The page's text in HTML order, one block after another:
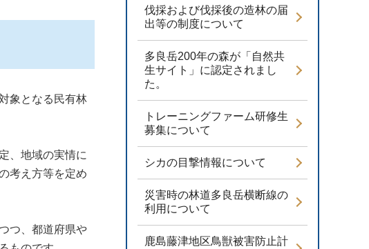
伐採および伐採後の造林の届
出等の制度について
多良岳200年の森が「自然共
生サイト」に認定されまし
た。
トレーニングファーム研修生
募集について
シカの目撃情報について
災害時の林道多良岳横断線の
利用について
鹿島藤津地区鳥獣被害防止計
象となる民有林
、地域の実情に
考え方等を定め
つ、都道府県や